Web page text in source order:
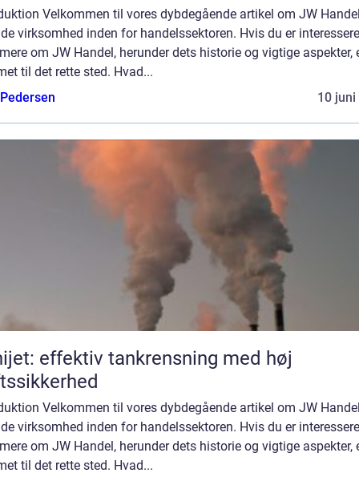
Velkommen til vores dybdegående artikel om JW
virksomhed inden for handelssektoren. Hvis du er
om JW Handel, herunder dets historie og vigtige aspekter,
til det rette sted. Hvad...
10 juni
effektiv tankrensning med høj
Velkommen til vores dybdegående artikel om JW
virksomhed inden for handelssektoren. Hvis du er
om JW Handel, herunder dets historie og vigtige aspekter,
til det rette sted. Hvad...